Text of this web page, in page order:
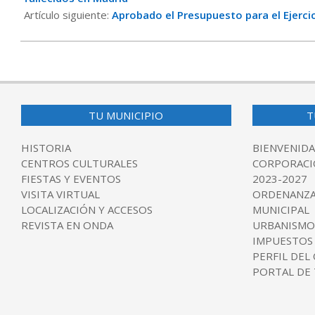
Artículo siguiente: Aprobado el Presupuesto para el
TU MUNICIPIO
HISTORIA
CENTROS CULTURALES
FIESTAS Y EVENTOS
VISITA VIRTUAL
LOCALIZACIÓN Y ACCESOS
REVISTA EN ONDA
BIENVENIDA
2023-2027
MUNICIPAL
URBANISMO
PERFIL DEL
PORTAL DE